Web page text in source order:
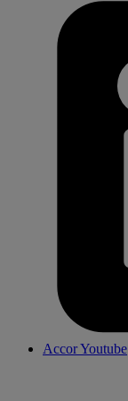
Accor Youtube